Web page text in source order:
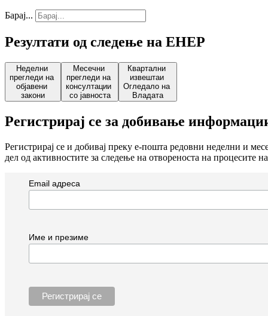
Барај...
Резултати од следење на ЕНЕР
Неделни
прегледи на
објавени
закони
Месечни
прегледи на
консултации
со јавноста
Квартални
извештаи
Огледало на
Владата
Регистрирај се за добивање
Регистрирај се и добивај преку е-пошта редовни неделни и
дел од активностите за следење на отвореноста на процесите
Email адреса
Име и презиме